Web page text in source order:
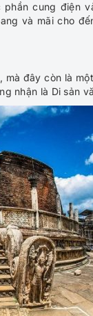
cung điện
và mãi cho
đây còn là
nhận là Di sản